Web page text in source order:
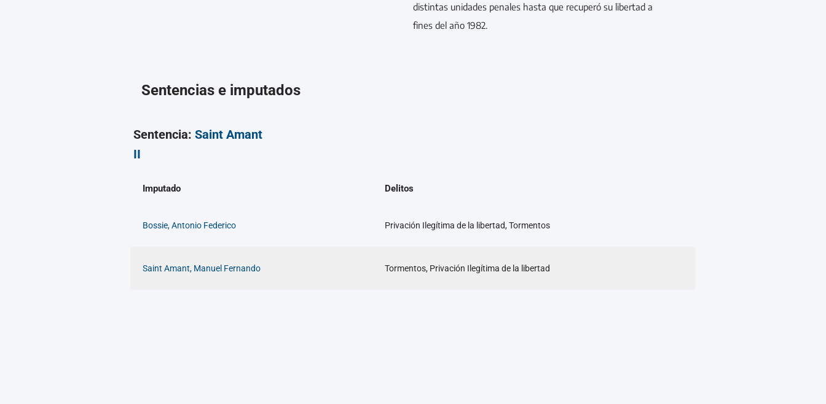
distintas unidades penales hasta que recuperó su libertad a
fines del año 1982.
Sentencias e imputados
Sentencia: Saint Amant
II
Imputado Delitos
Bossie, Antonio Federico Privación Ilegítima de la libertad, Tormentos
Saint Amant, Manuel Fernando Tormentos, Privación Ilegítima de la libertad